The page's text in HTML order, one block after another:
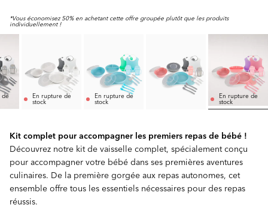
*Vous économisez 50% en achetant cette offre groupée plutôt que les produits
individuellement !
de En rupture de
stock
En rupture de
stock
En rupture de
stock
Kit complet pour accompagner les premiers repas de bébé !
Découvrez notre kit de vaisselle complet, spécialement conçu
pour accompagner votre bébé dans ses premières aventures
culinaires. De la première gorgée aux repas autonomes, cet
ensemble offre tous les essentiels nécessaires pour des repas
réussis.